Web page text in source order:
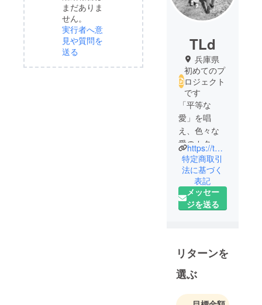
まだありま
せん。
実行者へ意
見や質問を
送る
TLd
兵庫県
初めてのプ
ロジェクト
です
「平等な
愛」を唱
え、色々な
愛のカタチ
をサポート
していきた
く、彼女と2
人でTLdを作
りあげよう
オーダー制
のアクセサ
リーショッ
LGBTQの
https://tweeliefdes.stores.jp/
特定商取引
法に基づく
表記
メッセー
ジを送る
リターンを
選ぶ